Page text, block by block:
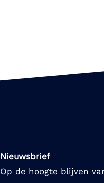
Nieuwsbrief
Op de hoogte blijven